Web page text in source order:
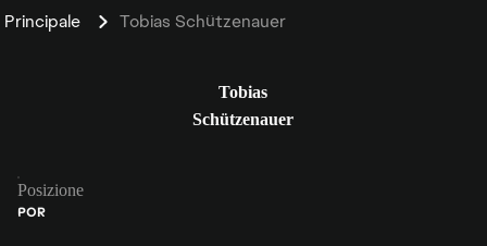
Principale Tobias Schützenauer
Tobias
Schützenauer
Posizione
POR